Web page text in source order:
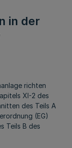
in der
richten
XI-2 des
des Teils A
(EG)
Teils B des